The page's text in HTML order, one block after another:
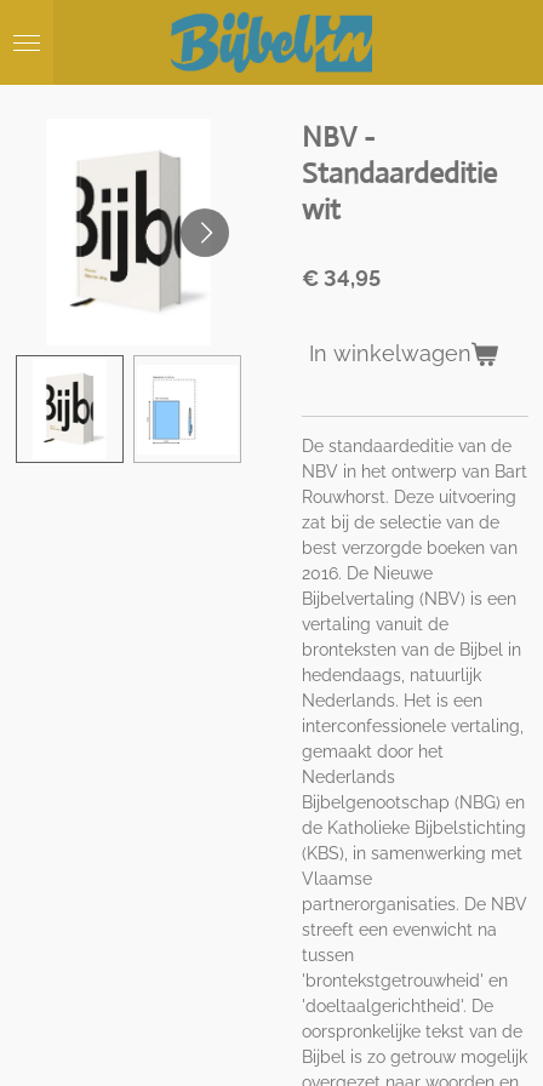
direct
NBV -
Standaardeditie
wit
€ 34,95
In winkelwagen
De standaardeditie van de
NBV in het ontwerp van Bart
Rouwhorst. Deze uitvoering
zat bij de selectie van de
best verzorgde boeken van
2016. De Nieuwe
Bijbelvertaling (NBV) is een
vertaling vanuit de
bronteksten van de Bijbel in
hedendaags, natuurlijk
Nederlands. Het is een
interconfessionele vertaling,
gemaakt door het
Nederlands
Bijbelgenootschap (NBG) en
de Katholieke Bijbelstichting
(KBS), in samenwerking met
Vlaamse
partnerorganisaties. De NBV
streeft een evenwicht na
tussen
'brontekstgetrouwheid' en
'doeltaalgerichtheid'. De
oorspronkelijke tekst van de
Bijbel is zo getrouw mogelijk
overgezet naar woorden en